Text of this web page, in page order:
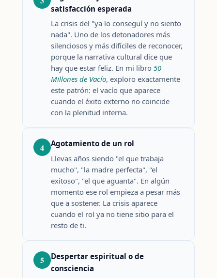
satisfacción esperada
La crisis del "ya lo conseguí y no siento
nada". Uno de los detonadores más
silenciosos y más difíciles de reconocer,
porque la narrativa cultural dice que
hay que estar feliz. En mi libro50
Millones de Vacío, exploro exactamente
este patrón: el vacío que aparece
cuando el éxito externo no coincide
con la plenitud interna.
4
Agotamiento de un rol
Llevas años siendo "el que trabaja
mucho", "la madre perfecta", "el
exitoso", "el que aguanta". En algún
momento ese rol empieza a pesar más
que a sostener. La crisis aparece
cuando el rol ya no tiene sitio para el
resto de ti.
5
Despertar espiritual o de
consciencia